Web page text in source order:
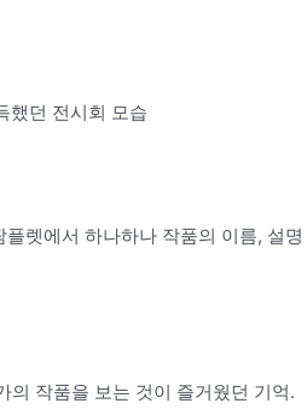
했던 전시회 모습
렛에서 하나하나 작품의 이름, 설명
의 작품을 보는 것이 즐거웠던 기억.